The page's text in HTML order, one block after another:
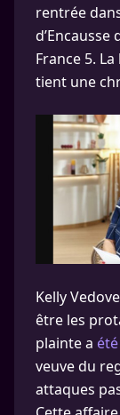
rentrée
France 5.
tient une
Kelly
être les
plainte a
veuve du
attaques